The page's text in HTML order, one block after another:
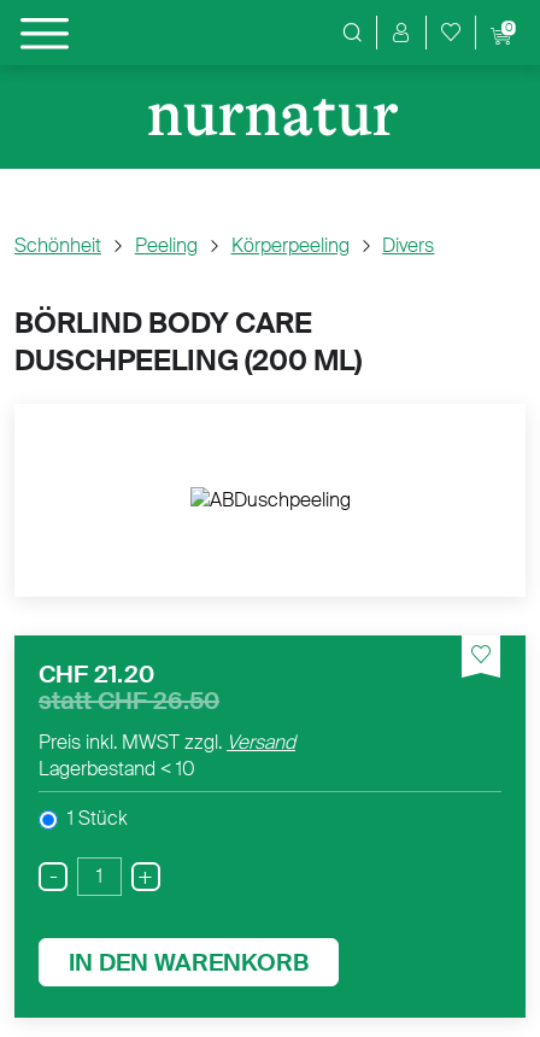
Produktsuche
0
Schönheit Peeling Körperpeeling Divers
BÖRLIND BODY CARE
DUSCHPEELING (200 ML)
CHF 21.20
stattCHF 26.50
Preis inkl. MWST zzgl. Versand
Lagerbestand < 10
1 Stück
- +
IN DEN WARENKORB